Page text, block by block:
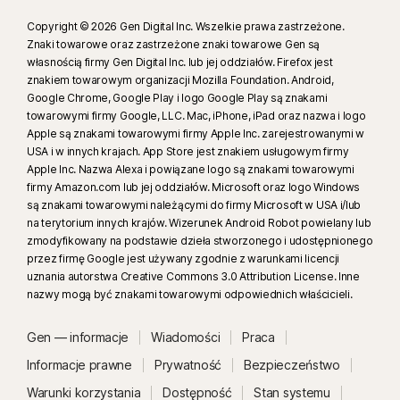
Wyciszanie większości alertów w systemie Windows wymaga włączenia
trybu pełnoekranowego.
Rozwiązanie Social Media Monitoring nie jest dostępne we wszystkich
platformach społecznościowych, a funkcje różnią się w zależności od
platformy. Szczegóły można znaleźć na stronieNorton.com/smm
obejmuje monitorowania czatów i wiadomości osobistych. Może nie
rozpoznać wszystkich przypadków cyberprzemocy, treści
nieprzyzwoitych lub nielegalnych ani mowy nienawiści.
Automatyczna Ochrona przed deepfake działa tylko w przypadku
filmów w języku angielskim w obsługiwanych media społecznościowych /
platformach wideo. Na innych platformach należy używać skanowania
obsługiwanej przeglądarki. Automatyczne wykrywanie dodatkowo
wymaga komputera z AI (z co najmniej 8‑rdzeniowym procesorem
Qualcomm lub Intel oraz 16 GB pamięci RAM) lub komputera bez AI (z co
Copyright © 2026 Gen Digital Inc. Wszelkie prawa zastrzeżone.
Znaki towarowe oraz zastrzeżone znaki towarowe Gen są
własnością firmy Gen Digital Inc. lub jej oddziałów. Firefox jest
znakiem towarowym organizacji Mozilla Foundation. Android,
Google Chrome, Google Play i logo Google Play są znakami
towarowymi firmy Google, LLC. Mac, iPhone, iPad oraz nazwa i logo
Apple są znakami towarowymi firmy Apple Inc. zarejestrowanymi w
USA i w innych krajach. App Store jest znakiem usługowym firmy
Apple Inc. Nazwa Alexa i powiązane logo są znakami towarowymi
firmy Amazon.com lub jej oddziałów. Microsoft oraz logo Windows
są znakami towarowymi należącymi do firmy Microsoft w USA i/lub
na terytorium innych krajów. Wizerunek Android Robot powielany lub
zmodyfikowany na podstawie dzieła stworzonego i udostępnionego
przez firmę Google jest używany zgodnie z warunkami licencji
uznania autorstwa Creative Commons 3.0 Attribution License. Inne
nazwy mogą być znakami towarowymi odpowiednich właścicieli.
Gen — informacje Wiadomości
Praca
Informacje prawne
Prywatność
Bezpieczeństwo
Warunki korzystania
Dostępność
Stan systemu